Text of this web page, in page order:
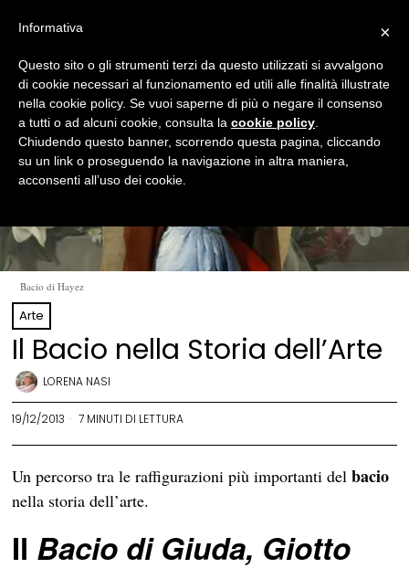
Bacio di Hayez
Arte
Il Bacio nella Storia dell’Arte
LORENA NASI
19/12/2013 7 MINUTI DI LETTURA
Un percorso tra le raffigurazioni più importanti delbacio
nella storia dell’arte.
Il Bacio di Giuda, Giotto
×
Informativa
Questo sito o gli strumenti terzi da questo utilizzati si avvalgono
di cookie necessari al funzionamento ed utili alle finalità illustrate
nella cookie policy. Se vuoi saperne di più o negare il consenso
a tutti o ad alcuni cookie, consulta la cookie policy
Chiudendo questo banner, scorrendo questa pagina, cliccando
su un link o proseguendo la navigazione in altra maniera,
acconsenti all’uso dei cookie.